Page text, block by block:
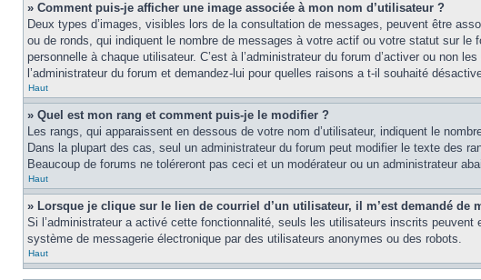
» Comment puis-je afficher une image associée à mon nom d’utilisateur ?
Deux types d’images, visibles lors de la consultation de messages, peuvent être
ou de ronds, qui indiquent le nombre de messages à votre actif ou votre statut sur le
personnelle à chaque utilisateur. C’est à l’administrateur du forum d’activer ou
l’administrateur du forum et demandez-lui pour quelles raisons a t-il souhaité
Haut
» Quel est mon rang et comment puis-je le modifier ?
Les rangs, qui apparaissent en dessous de votre nom d’utilisateur, indiquent le
Dans la plupart des cas, seul un administrateur du forum peut modifier le texte des
Beaucoup de forums ne toléreront pas ceci et un modérateur ou un administrateur
Haut
» Lorsque je clique sur le lien de courriel d’un utilisateur, il m’est demandé de
Si l’administrateur a activé cette fonctionnalité, seuls les utilisateurs inscrits peuvent
système de messagerie électronique par des utilisateurs anonymes ou des robots.
Haut